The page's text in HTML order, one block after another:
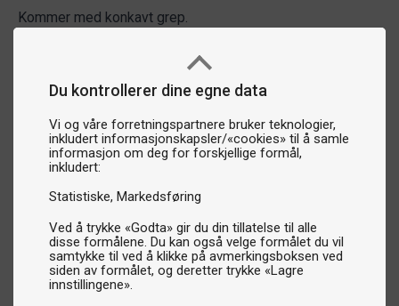
Du kontrollerer dine egne data
Vi og våre forretningspartnere bruker teknologier,
inkludert informasjonskapsler/«cookies» til å samle
informasjon om deg for forskjellige formål,
inkludert:
Statistiske Markedsføring
Ved å trykke «Godta» gir du din tillatelse til alle
disse formålene. Du kan også velge formålet du vil
samtykke til ved å klikke på avmerkingsboksen ved
siden av formålet, og deretter trykke «Lagre
innstillingene».
Kommer med konkavt grep.